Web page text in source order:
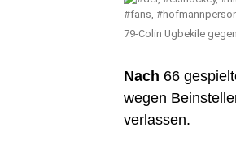
79-Colin Ugbekile
Nach 66
wegen
verlassen.